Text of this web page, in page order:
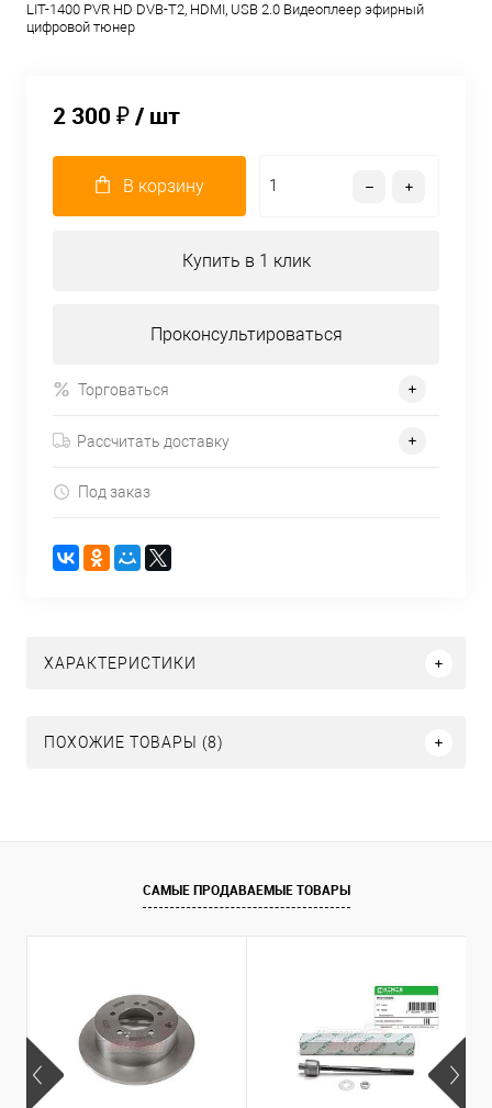
LIT-1400 PVR HD DVB-T2, HDMI, USB 2.0 Видеоплеер эфирный
цифровой тюнер
2 300 ₽/ шт
В корзину
Купить в 1 клик
Проконсультироваться
Торговаться
Рассчитать доставку
Под заказ
ХАРАКТЕРИСТИКИ
ПОХОЖИЕ ТОВАРЫ (8)
САМЫЕ ПРОДАВАЕМЫЕ ТОВАРЫ